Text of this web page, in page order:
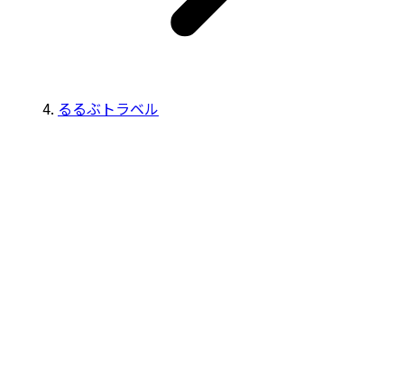
るるぶトラベル